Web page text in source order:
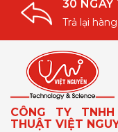
30 NGÀY
Trả lại
CÔNG TY
THUẬT VIỆT